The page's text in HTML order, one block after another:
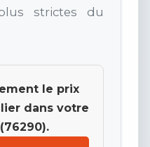
strictes du
le prix
dans votre